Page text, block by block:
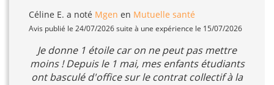
Céline E. a noté Mgen en Mutuelle santé
Avis publié le 24/07/2026 suite à une expérience le 15/07/2026
Je donne 1 étoile car on ne peut pas mettre
moins ! Depuis le 1 mai, mes enfants étudiants
ont basculé d'office sur le contrat collectif à la